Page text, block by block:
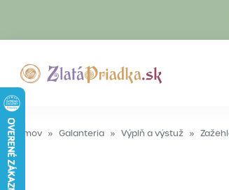
Domov » Galanteria » Výplň a výstuž »